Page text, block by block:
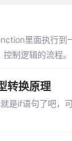
里面执行
制逻辑的流程。
转换原理
是if语句了吧，